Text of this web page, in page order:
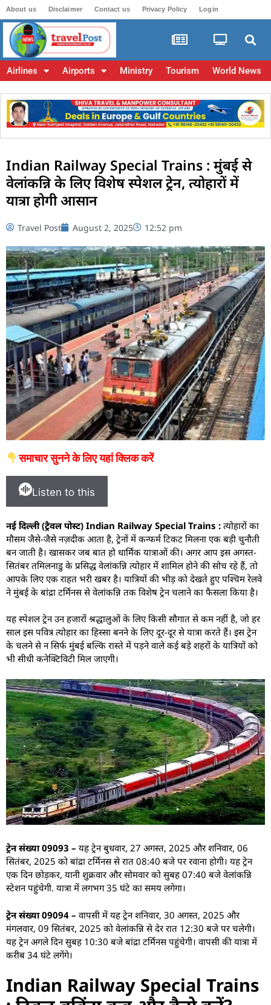
About us Disclaimer Contact us Privacy Policy Login
Airlines Airports Ministry Tourism World News
Indian Railway Special Trains : मुंबई से
वेलांकन्नि के लिए विशेष स्पेशल ट्रेन, त्योहारों में
यात्रा होगी आसान
Travel Post August 2, 2025 12:52 pm
समाचार सुनने के लिए यहां क्लिक करें
Listen to this
नई दिल्ली (ट्रैवल पोस्ट) Indian Railway Special Trains : त्योहारों का
मौसम जैसे-जैसे नज़दीक आता है, ट्रेनों में कन्फर्म टिकट मिलना एक बड़ी चुनौती
बन जाती है। खासकर जब बात हो धार्मिक यात्राओं की। अगर आप इस अगस्त-
सितंबर तमिलनाडु के प्रसिद्ध वेलांकन्नि त्योहार में शामिल होने की सोच रहे हैं, तो
आपके लिए एक राहत भरी खबर है। यात्रियों की भीड़ को देखते हुए पश्चिम रेलवे
ने मुंबई के बांद्रा टर्मिनस से वेलांकन्नि तक विशेष ट्रेन चलाने का फैसला किया है।
यह स्पेशल ट्रेन उन हजारों श्रद्धालुओं के लिए किसी सौगात से कम नहीं है, जो हर
साल इस पवित्र त्योहार का हिस्सा बनने के लिए दूर-दूर से यात्रा करते हैं। इस ट्रेन
के चलने से न सिर्फ मुंबई बल्कि रास्ते में पड़ने वाले कई बड़े शहरों के यात्रियों को
भी सीधी कनेक्टिविटी मिल जाएगी।
ट्रेन संख्या 09093 – यह ट्रेन बुधवार, 27 अगस्त, 2025 और शनिवार, 06
सितंबर, 2025 को बांद्रा टर्मिनस से रात 08:40 बजे पर रवाना होगी। यह ट्रेन
एक दिन छोड़कर, यानी शुक्रवार और सोमवार को सुबह 07:40 बजे वेलांकन्नि
स्टेशन पहुंचेगी. यात्रा में लगभग 35 घंटे का समय लगेगा।
ट्रेन संख्या 09094 – वापसी में यह ट्रेन शनिवार, 30 अगस्त, 2025 और
मंगलवार, 09 सितंबर, 2025 को वेलांकन्नि से देर रात 12:30 बजे पर चलेगी।
यह ट्रेन अगले दिन सुबह 10:30 बजे बांद्रा टर्मिनस पहुंचेगी। वापसी की यात्रा में
करीब 34 घंटे लगेंगे।
Indian Railway Special Trains